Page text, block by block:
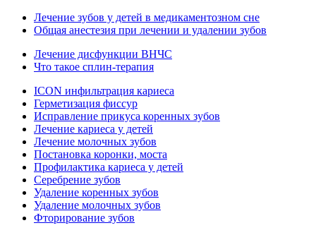
Лечение зубов у детей в медикаментозном сне
Общая анестезия при лечении и удалении зубов
Лечение дисфункции ВНЧС
Что такое сплин-терапия
ICON инфильтрация кариеса
Герметизация фиссур
Исправление прикуса коренных зубов
Лечение кариеса у детей
Лечение молочных зубов
Постановка коронки, моста
Профилактика кариеса у детей
Серебрение зубов
Удаление коренных зубов
Удаление молочных зубов
Фторирование зубов